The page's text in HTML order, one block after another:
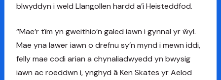
blwyddyn i weld Llangollen hardd a’i Heisteddfod.
“Mae’r tîm yn gweithio’n galed iawn i gynnal yr ŵyl.
Mae yna lawer iawn o drefnu sy’n mynd i mewn iddi,
felly mae codi arian a chynaliadwyedd yn bwysig
iawn ac roeddwn i, ynghyd â Ken Skates yr Aelod